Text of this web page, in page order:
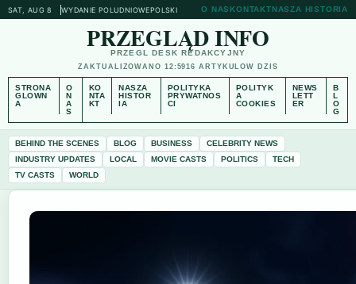
SAT, AUG 8 WYDANIE POLUDNIOWEPOLSKI O NASKONTAKTNASZA HISTORIA
PRZEGLĄD INFO
PRZEGL DESK REDAKCYJNY
ZAKTUALIZOWANO 12:5916 ARTYKULOW DZIS
STRONA
GLOWN
A
O
N
A
S
KO
NTA
KT
NASZA
HISTOR
IA
POLITYKA
PRYWATNOS
CI
POLITYK
A
COOKIES
NEWS
LETT
ER
B
L
O
G
BEHIND THE SCENES BLOG BUSINESS
CELEBRITY NEWS
INDUSTRY UPDATES
LOCAL MOVIE CASTS POLITICS
TECH
TV CASTS
WORLD